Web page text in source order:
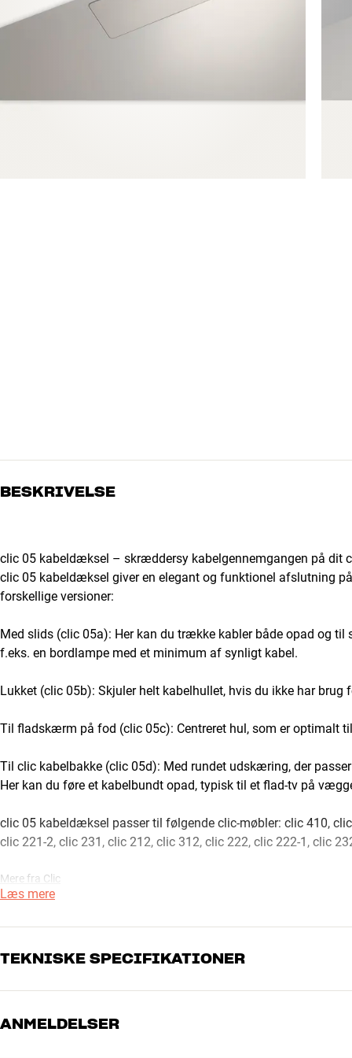
BESKRIVELSE
clic 05 kabeldæksel – skræddersy kabelgennemgangen på dit
clic 05 kabeldæksel giver en elegant og funktionel afslutning
forskellige versioner:
Med slids (clic 05a): Her kan du trække kabler både opad og
f.eks. en bordlampe med et minimum af synligt kabel.
Lukket (clic 05b): Skjuler helt kabelhullet, hvis du ikke har brug
Til fladskærm på fod (clic 05c): Centreret hul, som er optimalt
Til clic kabelbakke (clic 05d): Med rundet udskæring, der
Her kan du føre et kabelbundt opad, typisk til et flad-tv på
clic 05 kabeldæksel passer til følgende clic-møbler: clic 410,
clic 221-2, clic 231, clic 212, clic 312, clic 222, clic 222-1, clic
Mere fra Clic
Læs mere
TEKNISKE SPECIFIKATIONER
DIMENSIONER OG DESIGN
ANMELDELSER